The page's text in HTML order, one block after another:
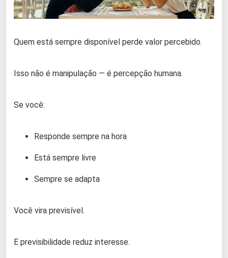
Quem está sempre disponível perde valor percebido.
Isso não é manipulação — é percepção humana.
Se você:
Responde sempre na hora
Está sempre livre
Sempre se adapta
Você vira previsível.
E previsibilidade reduz interesse.